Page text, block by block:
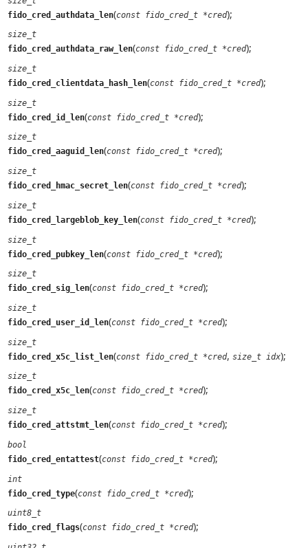
fido_cred_authdata_len(const fido_cred_t *cred);
size_t
fido_cred_authdata_raw_len(const fido_cred_t *cred);
size_t
fido_cred_clientdata_hash_len(const fido_cred_t *cred);
size_t
fido_cred_id_len(const fido_cred_t *cred);
size_t
fido_cred_aaguid_len(const fido_cred_t *cred);
size_t
fido_cred_hmac_secret_len(const fido_cred_t *cred);
size_t
fido_cred_largeblob_key_len(const fido_cred_t *cred);
size_t
fido_cred_pubkey_len(const fido_cred_t *cred);
size_t
fido_cred_sig_len(const fido_cred_t *cred);
size_t
fido_cred_user_id_len(const fido_cred_t *cred);
size_t
fido_cred_x5c_list_len(const fido_cred_t *cred, size_t idx);
size_t
fido_cred_x5c_len(const fido_cred_t *cred);
size_t
fido_cred_attstmt_len(const fido_cred_t *cred);
bool
fido_cred_entattest(const fido_cred_t *cred);
int
fido_cred_type(const fido_cred_t *cred);
uint8_t
fido_cred_flags(const fido_cred_t *cred);